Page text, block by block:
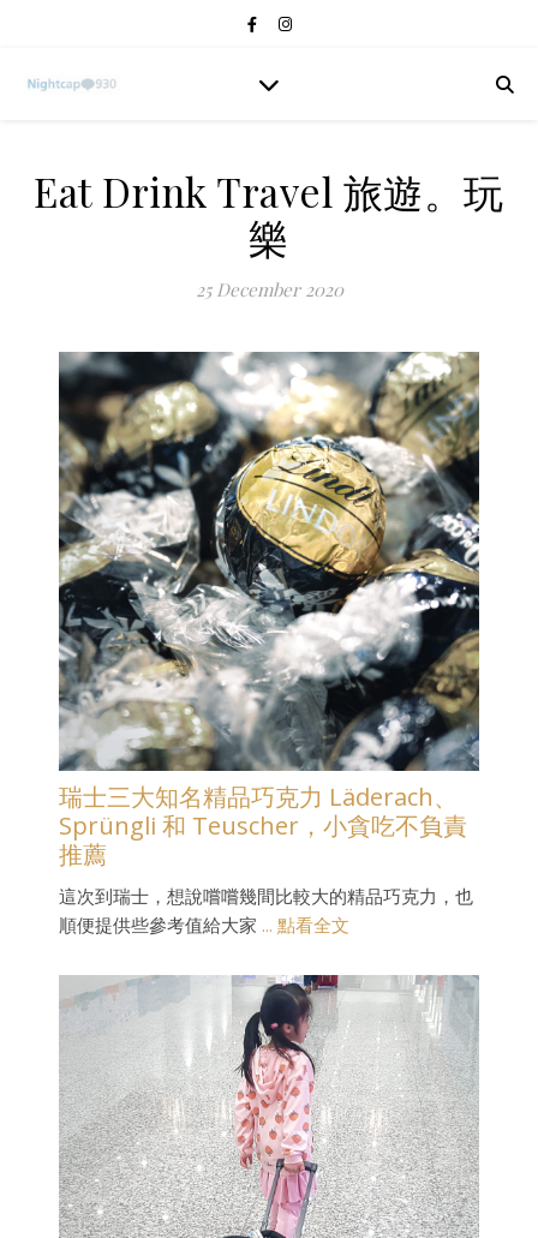
Eat Drink Travel 旅遊。玩
樂
25 December 2020
瑞士三大知名精品巧克力 Läderach、
Sprüngli 和 Teuscher，小貪吃不負責
推薦
這次到瑞士，想說嚐嚐幾間比較大的精品巧克力，也
順便提供些參考值給大家 ... 點看全文